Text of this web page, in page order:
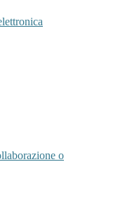
o